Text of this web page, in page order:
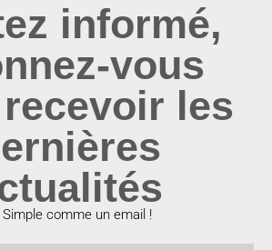
informé,
vous
les
Simple comme un email !